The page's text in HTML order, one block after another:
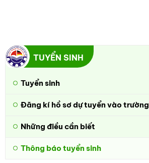
TUYỂN SINH
Tuyển sinh
Đăng kí hồ sơ dự tuyển vào trường
Những điều cần biết
Thông báo tuyển sinh